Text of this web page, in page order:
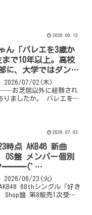
2026.06.13
ん「バレエを3歳か
まで10年以上。高校
に、大学ではダンス
←結構体育会系なん
2026/07/02(木)
お芝居以外に経験され
りましたか。 バレエを3
2026.07.03
時点 AKB48 新曲
OS盤 メンバー個別
━━━(ﾟ
【次作 69th 選
2026/06/23(火)
68thシングル「好き
盤 第8販売1次受付